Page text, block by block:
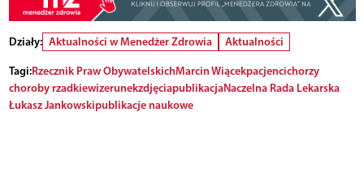
Działy: Aktualności w Menedżer Zdrowia
Aktualności
Tagi:Rzecznik Praw ObywatelskichMarcin Wiącekpacjencichorzy
choroby rzadkiewizerunekzdjęciapublikacjaNaczelna Rada Lekarska
Łukasz Jankowskipublikacje naukowe